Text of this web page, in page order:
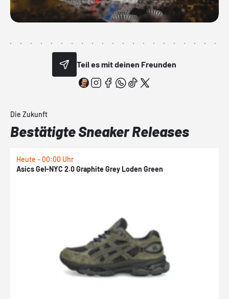
Teil es mit deinen Freunden
Die Zukunft
Bestätigte Sneaker Releases
Heute - 00:00 Uhr
Asics Gel-NYC 2.0 Graphite Grey Loden Green